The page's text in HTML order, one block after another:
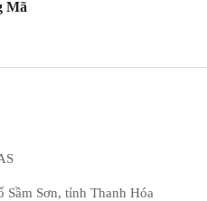
Mã
Sơn, tỉnh Thanh Hóa